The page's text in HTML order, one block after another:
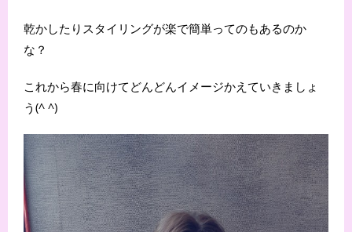
乾かしたりスタイリングが楽で簡単ってのもあるのか
な？
これから春に向けてどんどんイメージかえていきましょ
う(^ ^)